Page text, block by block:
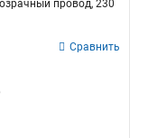
провод, 230
Сравнить